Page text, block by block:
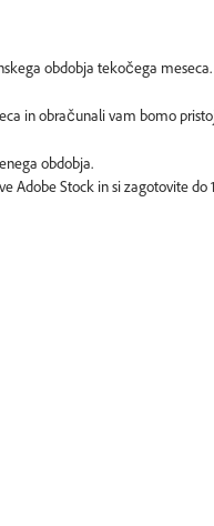
obdobja tekočega meseca.
in obračunali vam bomo
obdobja.
Adobe Stock in si zagotovite